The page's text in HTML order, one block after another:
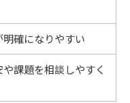
明確になりやすい
課題を相談しやすく